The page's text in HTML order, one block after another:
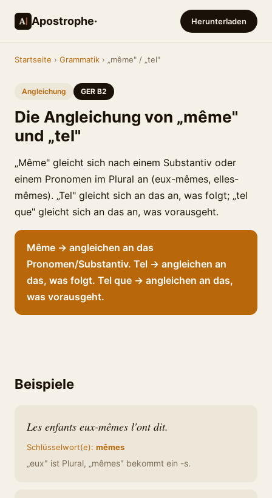
Apostrophe· Herunterladen
Startseite › Grammatik › „même" / „tel"
Angleichung GER B2
Die Angleichung von „même"
und „tel"
„Même" gleicht sich nach einem Substantiv oder
einem Pronomen im Plural an (eux-mêmes, elles-
mêmes). „Tel" gleicht sich an das an, was folgt; „tel
que" gleicht sich an das an, was vorausgeht.
Même → angleichen an das
Pronomen/Substantiv. Tel → angleichen an
das, was folgt. Tel que → angleichen an das,
was vorausgeht.
Beispiele
Les enfants eux-mêmes l'ont dit.
Schlüsselwort(e): mêmes
„eux" ist Plural, „mêmes" bekommt ein -s.